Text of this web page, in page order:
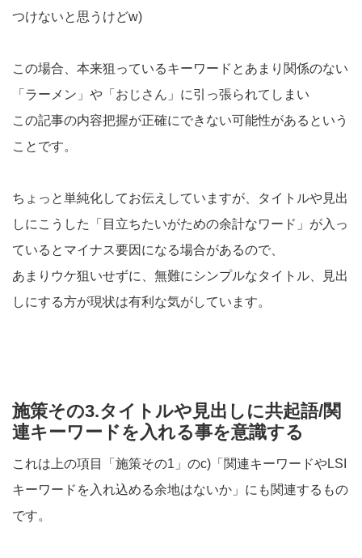
つけないと思うけどw)
この場合、本来狙っているキーワードとあまり関係のない
「ラーメン」や「おじさん」に引っ張られてしまい
この記事の内容把握が正確にできない可能性があるという
ことです。
ちょっと単純化してお伝えしていますが、タイトルや見出
しにこうした「目立ちたいがための余計なワード」が入っ
ているとマイナス要因になる場合があるので、
あまりウケ狙いせずに、無難にシンプルなタイトル、見出
しにする方が現状は有利な気がしています。
施策その3.タイトルや見出しに共起語/関
連キーワードを入れる事を意識する
これは上の項目「施策その1」のc)「関連キーワードやLSI
キーワードを入れ込める余地はないか」にも関連するもの
です。